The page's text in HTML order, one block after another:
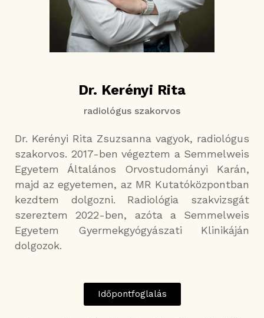
Dr. Kerényi Rita
radiológus szakorvos
Dr. Kerényi Rita Zsuzsanna vagyok, radiológus
szakorvos. 2017-ben végeztem a Semmelweis
Egyetem Általános Orvostudományi Karán,
majd az egyetemen, az MR Kutatóközpontban
kezdtem dolgozni. Radiológia szakvizsgát
szereztem 2022-ben, azóta a Semmelweis
Egyetem Gyermekgyógyászati Klinikáján
dolgozok.
Időpontfoglalás